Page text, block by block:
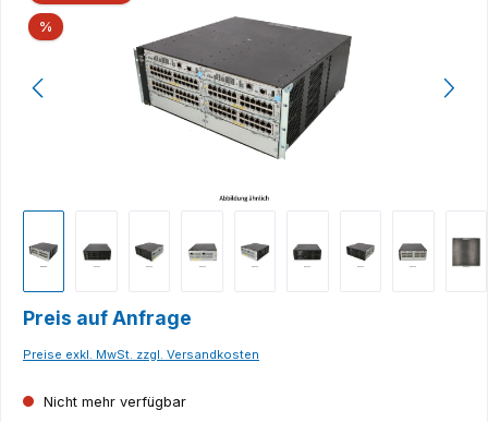
% Rabatt
Preis auf Anfrage
Preise exkl. MwSt. zzgl. Versandkosten
Nicht mehr verfügbar